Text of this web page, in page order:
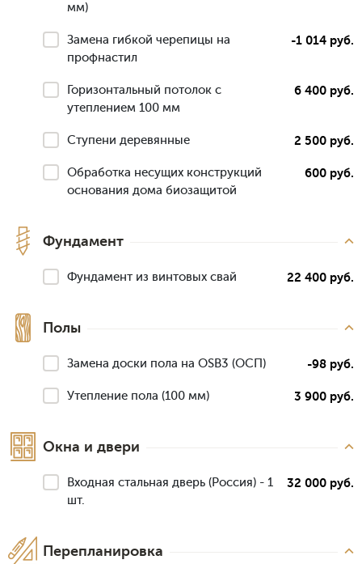
мм)
Замена гибкой черепицы на
профнастил
-1 014 руб.
Горизонтальный потолок с
утеплением 100 мм
6 400 руб.
Ступени деревянные 2 500 руб.
Обработка несущих конструкций
основания дома биозащитой
600 руб.
Фундамент
Фундамент из винтовых свай 22 400 руб.
Полы
Замена доски пола на OSB3 (ОСП) -98 руб.
Утепление пола (100 мм) 3 900 руб.
Окна и двери
Входная стальная дверь (Россия) - 1
шт.
32 000 руб.
Перепланировка